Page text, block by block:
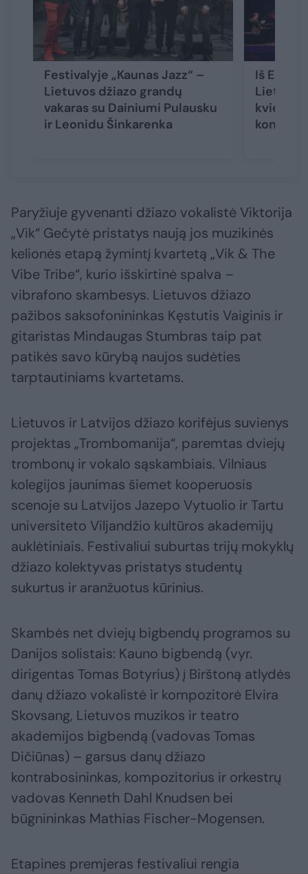
Festivalyje „Kaunas Jazz“ –
Lietuvos džiazo grandų
vakaras su Dainiumi Pulausku
ir Leonidu Šinkarenka
Iš
Lietuvą:
kviečia į
Paryžiuje gyvenanti džiazo vokalistė Viktorija
„Vik“ Gečytė pristatys naują jos muzikinės
kelionės etapą žymintį kvartetą „Vik & The
Vibe Tribe“, kurio išskirtinė spalva –
vibrafono skambesys. Lietuvos džiazo
pažibos saksofonininkas Kęstutis Vaiginis ir
gitaristas Mindaugas Stumbras taip pat
patikės savo kūrybą naujos sudėties
tarptautiniams kvartetams.
Lietuvos ir Latvijos džiazo korifėjus suvienys
projektas „Trombomanija“, paremtas dviejų
trombonų ir vokalo sąskambiais. Vilniaus
kolegijos jaunimas šiemet kooperuosis
scenoje su Latvijos Jazepo Vytuolio ir Tartu
universiteto Viljandžio kultūros akademijų
auklėtiniais. Festivaliui suburtas trijų mokyklų
džiazo kolektyvas pristatys studentų
sukurtus ir aranžuotus kūrinius.
Skambės net dviejų bigbendų programos su
Danijos solistais: Kauno bigbendą (vyr.
dirigentas Tomas Botyrius) į Birštoną atlydės
danų džiazo vokalistė ir kompozitorė Elvira
Skovsang, Lietuvos muzikos ir teatro
akademijos bigbendą (vadovas Tomas
Dičiūnas) – garsus danų džiazo
kontrabosininkas, kompozitorius ir orkestrų
vadovas Kenneth Dahl Knudsen bei
būgnininkas Mathias Fischer-Mogensen.
Etapines premjeras festivaliui rengia